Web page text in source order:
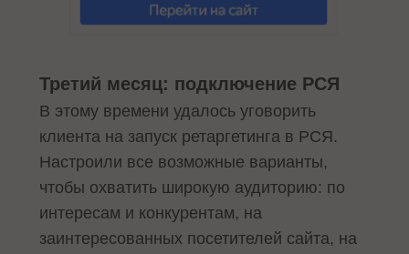
Третий месяц: подключение РСЯ
В этому времени удалось уговорить
клиента на запуск ретаргетинга в РСЯ.
Настроили все возможные варианты,
чтобы охватить широкую аудиторию: по
интересам и конкурентам, на
заинтересованных посетителей сайта, на